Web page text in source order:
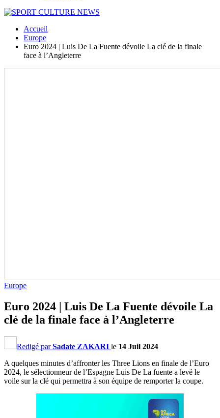
Accueil
Europe
Euro 2024 | Luis De La Fuente dévoile La clé de la finale
face à l’Angleterre
Europe
Euro 2024 | Luis De La Fuente dévoile La
clé de la finale face à l’Angleterre
Redigé parSadate ZAKARI le 14 Juil 2024
A quelques minutes d’affronter les Three Lions en finale de l’Euro
2024, le sélectionneur de l’Espagne Luis De La fuente a levé le
voile sur la clé qui permettra à son équipe de remporter la coupe.